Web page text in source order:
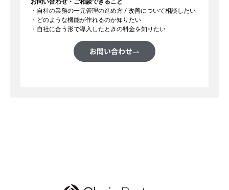
・自社の業務の一元管理の進め方 / 改善について相談したい
・どのような機能が作れるのか知りたい
・自社に合う形で導入したときの料金を知りたい
お問い合わせ